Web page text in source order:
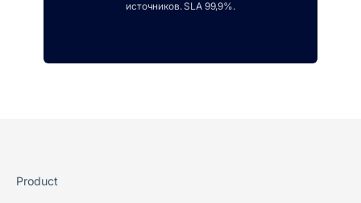
источников. SLA 99,9%.
Product